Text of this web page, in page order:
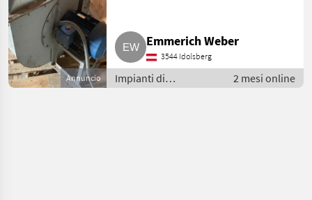
Annuncio
Emmerich Weber
3544 Idolsberg
Impianti di
movimentazione e
2 mesi online